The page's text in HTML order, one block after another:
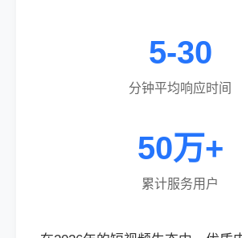
5-30
分钟平均响应时间
50万+
累计服务用户